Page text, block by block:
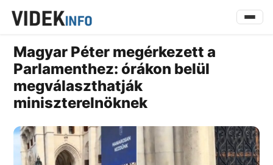
Magyar Péter megérkezett a
Parlamenthez: órákon belül
megválaszthatják
miniszterelnöknek